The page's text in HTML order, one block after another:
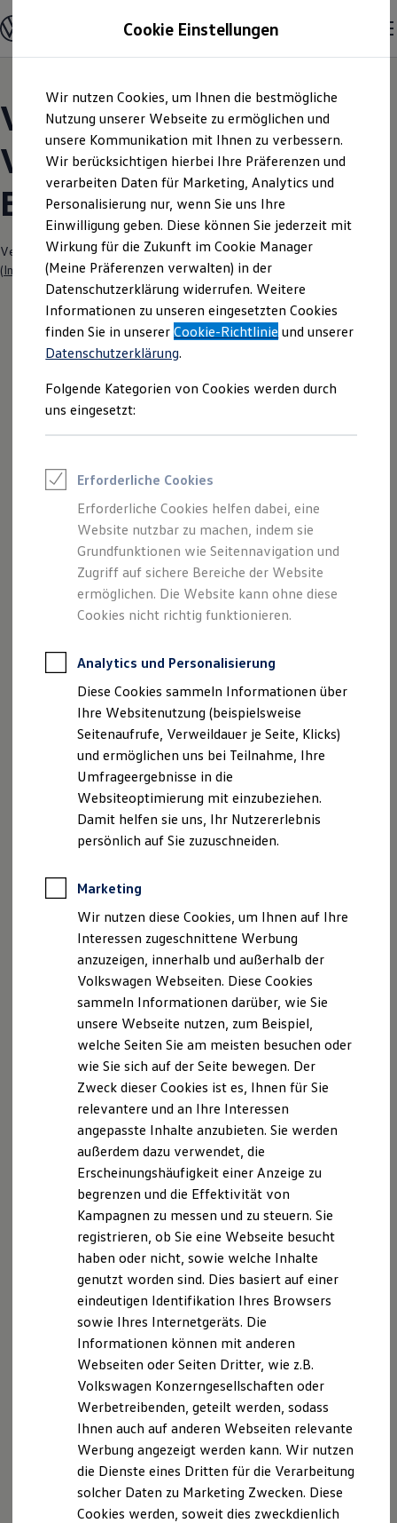
Hauptinhalt
springen
Footer
springen
Modelle und Konfigurator
Konfigurator
Modelle vergleichen
Elektroautos
ENERGY Sondermodelle
Nutzfahrzeuge
SUV und CUV
Familienautos
Kombis
Kompaktwagen
Sportwagen
Schnell verfügbare Fahrzeuge
Angebote und Produkte
Aktuelle Angebote
E-Auto-Förderung
Volkswagen Marktplatz
Die ENERGY Sondermodelle
Junge Gebrauchtwagen und Gebrauchtwagen
Volkswagen Zertifizierte Gebrauchtwagen
Elektromobilität bei Gebrauchtwagen
Saisonangebote
Reifenpakete
Leasing
Leasing-Angebote
Elektroauto Leasing
Kleinwagen-Leasing
Leasing ohne Anzahlung
Finanzierung
Autokredit mit Schlussrate
Versicherungen und Garantien
Kfz-Versicherung
Restschuldversicherungen
Garantien
Professional Class bei Volkswagen
Behörden
Direktkunden
Sonderfahrzeuge
Anpfiff zum Gewinn
Elektromobilität
Elektroautos
ID. Tutorials
Elektrofahrzeugkonzepte
ID. EVERY1
Reichweite
Rekuperation
Laden unterwegs
Laden Zuhause
Ladestationen finden
Ladezeitensimulator
Batterie
Sicherheit
Nachhaltigkeit
Technologie
Kosten und Kauf
Kaufoptionen
E-Auto-Förderung
Software und Konnektivität
Die ID. Software 6
ID. Software Versionen und Updates
Digitale Extras
Schnittstellen zu Ihrem ID.
Hybridautos
Marke und Erlebnis
Volkswagen R und R Experience
R-Modelle
R Experience
Driving Experience
Volkswagen entdecken
Werkbesichtigung
Lifestyle Shop
T-Roc Kollektion
Golf Kollektion
ID. Kollektion
Volkswagen Kollektion
R-Kollektion
GTI Kollektion
Fußball Drop
we drive football
#wedriveproud
Besitzer und Service
Volkswagen Modelle |
Volkswagen Zentrum
Bergkamen
Verantwortlich für die Inhalte auf dieser Seite ist die Hülpert SK GmbH
(Impressum & Rechtliches)
Der Polo
Kompakt, wendig und voller Möglichkeiten.
Entdecken Sie den Polo.
Der neue ID.3 Neo
So geht neu. Klar im Design. Stark im Alltag.
Entdecken Sie jetzt den neuen ID.3 Neo!
Mehr zum ID.3 Neo erfahren
Der T-Cross
Wendig, flexibel, vielseitig. Entdecken Sie den
T‑Cross.
Mehr zum T-Cross erfahren
Cookie Einstellungen
Wir nutzen Cookies, um Ihnen die bestmögliche
Nutzung unserer Webseite zu ermöglichen und
unsere Kommunikation mit Ihnen zu verbessern.
Wir berücksichtigen hierbei Ihre Präferenzen und
verarbeiten Daten für Marketing, Analytics und
Personalisierung nur, wenn Sie uns Ihre
Einwilligung geben. Diese können Sie jederzeit mit
Wirkung für die Zukunft im Cookie Manager
(Meine Präferenzen verwalten) in der
Datenschutzerklärung widerrufen. Weitere
Informationen zu unseren eingesetzten Cookies
finden Sie in unsererCookie-Richtlinie und unserer
Datenschutzerklärung.
Folgende Kategorien von Cookies werden durch
uns eingesetzt:
Erforderliche Cookies
Erforderliche Cookies helfen dabei, eine
Website nutzbar zu machen, indem sie
Grundfunktionen wie Seitennavigation und
Zugriff auf sichere Bereiche der Website
ermöglichen. Die Website kann ohne diese
Cookies nicht richtig funktionieren.
Analytics und Personalisierung
Diese Cookies sammeln Informationen über
Ihre Websitenutzung (beispielsweise
Seitenaufrufe, Verweildauer je Seite, Klicks)
und ermöglichen uns bei Teilnahme, Ihre
Umfrageergebnisse in die
Websiteoptimierung mit einzubeziehen.
Damit helfen sie uns, Ihr Nutzererlebnis
persönlich auf Sie zuzuschneiden.
Marketing
Wir nutzen diese Cookies, um Ihnen auf Ihre
Interessen zugeschnittene Werbung
anzuzeigen, innerhalb und außerhalb der
Volkswagen Webseiten. Diese Cookies
sammeln Informationen darüber, wie Sie
unsere Webseite nutzen, zum Beispiel,
welche Seiten Sie am meisten besuchen oder
wie Sie sich auf der Seite bewegen. Der
Zweck dieser Cookies ist es, Ihnen für Sie
relevantere und an Ihre Interessen
angepasste Inhalte anzubieten. Sie werden
außerdem dazu verwendet, die
Erscheinungshäufigkeit einer Anzeige zu
begrenzen und die Effektivität von
Kampagnen zu messen und zu steuern. Sie
registrieren, ob Sie eine Webseite besucht
haben oder nicht, sowie welche Inhalte
genutzt worden sind. Dies basiert auf einer
eindeutigen Identifikation Ihres Browsers
sowie Ihres Internetgeräts. Die
Informationen können mit anderen
Webseiten oder Seiten Dritter, wie z.B.
Volkswagen Konzerngesellschaften oder
Werbetreibenden, geteilt werden, sodass
Ihnen auch auf anderen Webseiten relevante
Werbung angezeigt werden kann. Wir nutzen
die Dienste eines Dritten für die Verarbeitung
solcher Daten zu Marketing Zwecken. Diese
Cookies werden, soweit dies zweckdienlich